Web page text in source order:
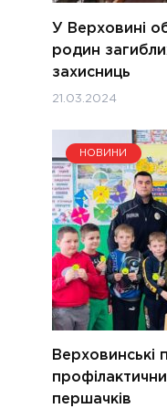
У Верховині
родин
захисниць
21.03.2024
НОВИНИ
Верховинські
першачків